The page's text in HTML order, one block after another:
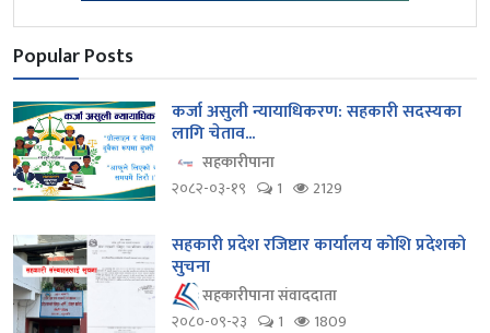
Popular Posts
कर्जा असुली न्यायाधिकरण: सहकारी सदस्यका
लागि चेताव...
सहकारीपाना
२०८२-०३-१९
1 2129
सहकारी प्रदेश रजिष्टार कार्यालय कोशि प्रदेशको
सुचना
सहकारीपाना संवाददाता
२०८०-०९-२३
1 1809